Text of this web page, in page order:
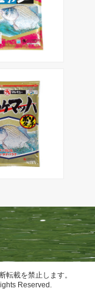
転載を禁止します。
Reserved.